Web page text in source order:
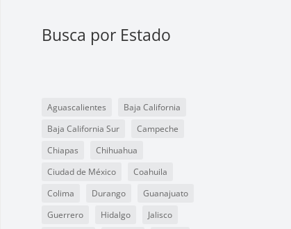
Busca por Estado
Aguascalientes
Baja California
Baja California Sur
Campeche
Chiapas
Chihuahua
Ciudad de México
Coahuila
Colima
Durango
Guanajuato
Guerrero
Hidalgo
Jalisco